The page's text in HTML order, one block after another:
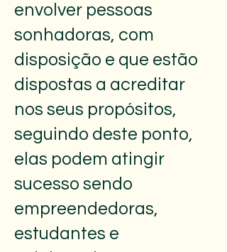
envolver pessoas
sonhadoras, com
disposição e que estão
dispostas a acreditar
nos seus propósitos,
seguindo deste ponto,
elas podem atingir
sucesso sendo
empreendedoras,
estudantes e